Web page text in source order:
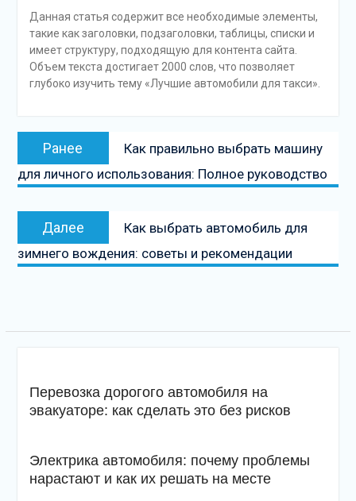
Данная статья содержит все необходимые элементы,
такие как заголовки, подзаголовки, таблицы, списки и
имеет структуру, подходящую для контента сайта.
Объем текста достигает 2000 слов, что позволяет
глубоко изучить тему «Лучшие автомобили для такси».
Навигация
записям
Ранее
Предыдущая
запись:
Как правильно выбрать машину
для личного использования: Полное руководство
Далее
Следующая
запись
Как выбрать автомобиль для
зимнего вождения: советы и рекомендации
Перевозка дорогого автомобиля на
эвакуаторе: как сделать это без рисков
Электрика автомобиля: почему проблемы
нарастают и как их решать на месте